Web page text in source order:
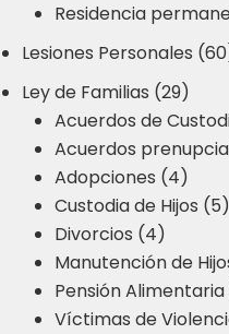
Residencia
Lesiones Personales
Ley de Familias (29)
Acuerdos de
Acuerdos
Adopciones (4)
Custodia de Hijos (5)
Divorcios (4)
Manutención de
Pensión
Víctimas de